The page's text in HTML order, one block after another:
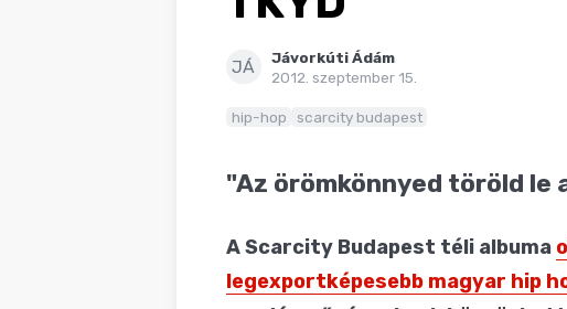
JÁ
Jávorkúti Ádám
2012. szeptember 15.
hip-hop scarcity budapest
"Az örömkönnyed töröld le
A Scarcity Budapest téli albuma
legexportképesebb magyar hip